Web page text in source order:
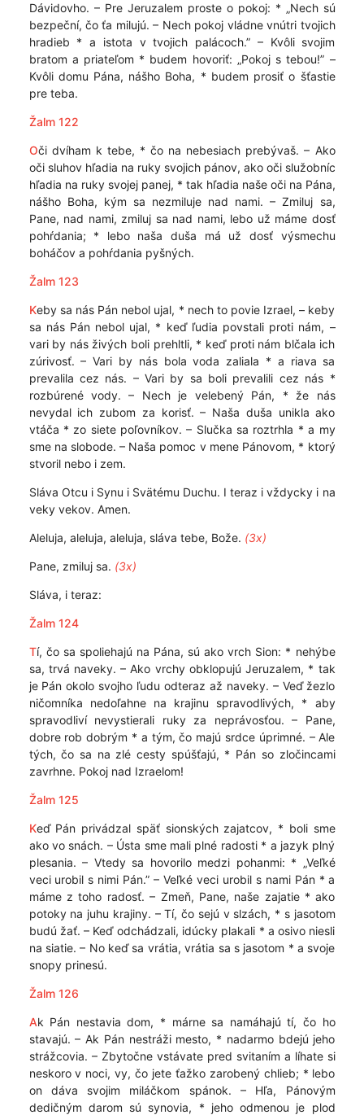
Dávidovho. – Pre Jeruzalem proste o pokoj: * „Nech sú
bezpeční, čo ťa milujú. – Nech pokoj vládne vnútri tvojich
hradieb * a istota v tvojich palácoch.” – Kvôli svojim
bratom a priateľom * budem hovoriť: „Pokoj s tebou!” –
Kvôli domu Pána, nášho Boha, * budem prosiť o šťastie
pre teba.
Žalm 122
Oči dvíham k tebe, * čo na nebesiach prebývaš. – Ako
oči sluhov hľadia na ruky svojich pánov, ako oči služobníc
hľadia na ruky svojej panej, * tak hľadia naše oči na Pána,
nášho Boha, kým sa nezmiluje nad nami. – Zmiluj sa,
Pane, nad nami, zmiluj sa nad nami, lebo už máme dosť
pohŕdania; * lebo naša duša má už dosť výsmechu
boháčov a pohŕdania pyšných.
Žalm 123
Keby sa nás Pán nebol ujal, * nech to povie Izrael, – keby
sa nás Pán nebol ujal, * keď ľudia povstali proti nám, –
vari by nás živých boli prehltli, * keď proti nám blčala ich
zúrivosť. – Vari by nás bola voda zaliala * a riava sa
prevalila cez nás. – Vari by sa boli prevalili cez nás *
rozbúrené vody. – Nech je velebený Pán, * že nás
nevydal ich zubom za korisť. – Naša duša unikla ako
vtáča * zo siete poľovníkov. – Slučka sa roztrhla * a my
sme na slobode. – Naša pomoc v mene Pánovom, * ktorý
stvoril nebo i zem.
Sláva Otcu i Synu i Svätému Duchu. I teraz i vždycky i na
veky vekov. Amen.
Aleluja, aleluja, aleluja, sláva tebe, Bože. (3x)
Pane, zmiluj sa. (3x)
Sláva, i teraz:
Žalm 124
Tí, čo sa spoliehajú na Pána, sú ako vrch Sion: * nehýbe
sa, trvá naveky. – Ako vrchy obklopujú Jeruzalem, * tak
je Pán okolo svojho ľudu odteraz až naveky. – Veď žezlo
ničomníka nedoľahne na krajinu spravodlivých, * aby
spravodliví nevystierali ruky za neprávosťou. – Pane,
dobre rob dobrým * a tým, čo majú srdce úprimné. – Ale
tých, čo sa na zlé cesty spúšťajú, * Pán so zločincami
zavrhne. Pokoj nad Izraelom!
Žalm 125
Keď Pán privádzal späť sionských zajatcov, * boli sme
ako vo snách. – Ústa sme mali plné radosti * a jazyk plný
plesania. – Vtedy sa hovorilo medzi pohanmi: * „Veľké
veci urobil s nimi Pán.” – Veľké veci urobil s nami Pán * a
máme z toho radosť. – Zmeň, Pane, naše zajatie * ako
potoky na juhu krajiny. – Tí, čo sejú v slzách, * s jasotom
budú žať. – Keď odchádzali, idúcky plakali * a osivo niesli
na siatie. – No keď sa vrátia, vrátia sa s jasotom * a svoje
snopy prinesú.
Žalm 126
Ak Pán nestavia dom, * márne sa namáhajú tí, čo ho
stavajú. – Ak Pán nestráži mesto, * nadarmo bdejú jeho
strážcovia. – Zbytočne vstávate pred svitaním a líhate si
neskoro v noci, vy, čo jete ťažko zarobený chlieb; * lebo
on dáva svojim miláčkom spánok. – Hľa, Pánovým
dedičným darom sú synovia, * jeho odmenou je plod